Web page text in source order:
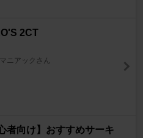
2CT
ニアックさん
者向け】おすすめサーキ